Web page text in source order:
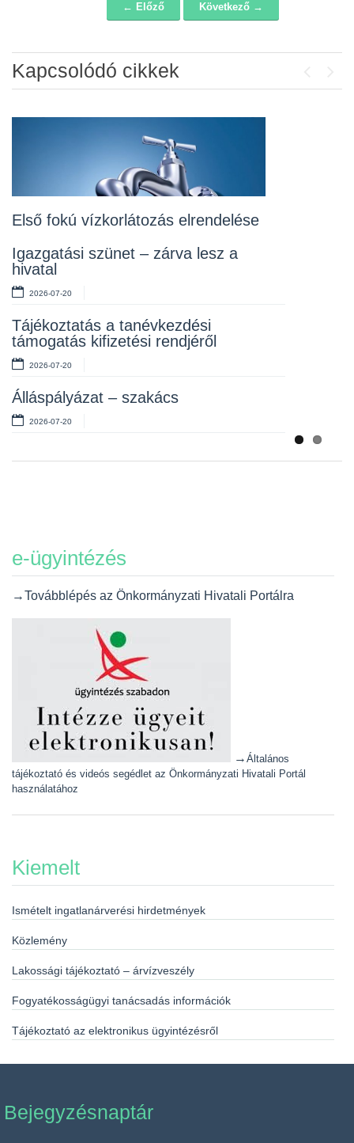
← Előző Következő →
Kapcsolódó cikkek
Első fokú vízkorlátozás elrendelése
Igazgatási szünet – zárva lesz a
hivatal
2026-07-20
Tájékoztatás a tanévkezdési
támogatás kifizetési rendjéről
2026-07-20
Álláspályázat – szakács
2026-07-20
Álláspályázat – konyhai kisegítő
Lakossági fórum az Erzsébet téri
2026-07-10
Rendelet kihirdetése
2026-07-10
Álláspályázat – takarító
2026-07-06
e-ügyintézés
→Továbblépés az Önkormányzati Hivatali Portálra
→ Általános
tájékoztató és videós segédlet az Önkormányzati Hivatali Portál
használatához
Kiemelt
Ismételt ingatlanárverési hirdetmények
Közlemény
Lakossági tájékoztató – árvízveszély
Fogyatékosságügyi tanácsadás információk
Tájékoztató az elektronikus ügyintézésről
Bejegyzésnaptár